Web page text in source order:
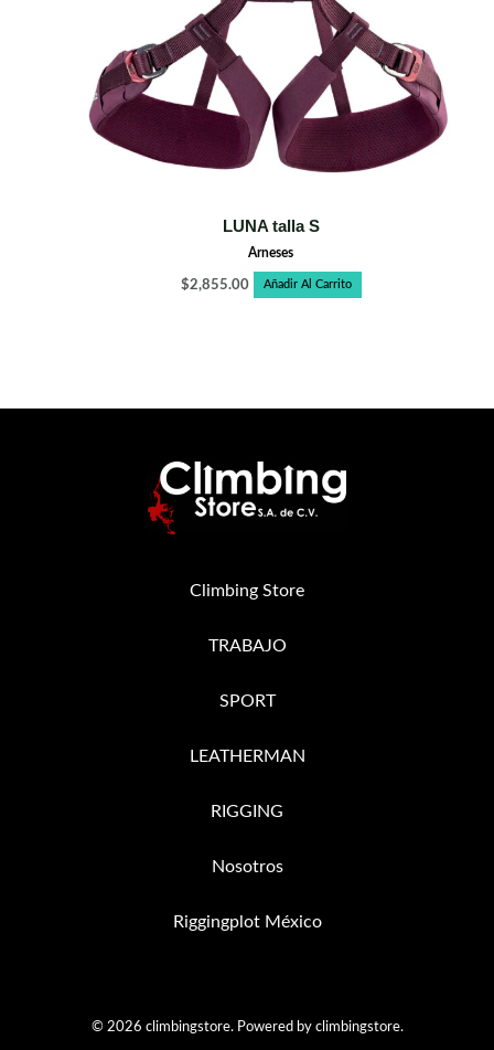
LUNA talla S
Arneses
$2,855.00 Añadir Al Carrito
Climbing Store
TRABAJO
SPORT
LEATHERMAN
RIGGING
Nosotros
Riggingplot México
© 2026 climbingstore. Powered by climbingstore.